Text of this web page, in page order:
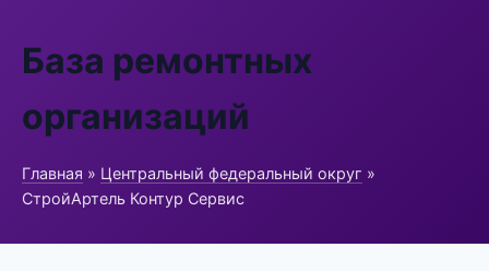
База ремонтных
организаций
Главная » Центральный федеральный округ »
СтройАртель Контур Сервис